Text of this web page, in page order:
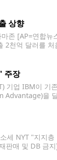
상향
존 [AP=연합뉴
천억 달러를
주장
업 IBM이 기
을
세 NYT "지지
매 및 DB 금